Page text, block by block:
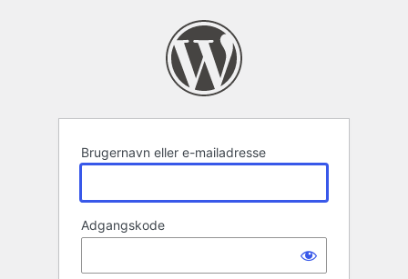
Brugernavn eller e-mailadresse
Adgangskode